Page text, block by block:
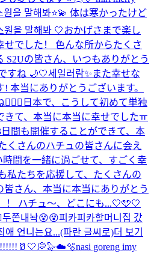
원을 말해봐⭐️💫 体は寒かったけど
원을 말해봐 🤍おかげさまで楽し
せでした！ 色んな所からたくさ
S2Uの皆さん、いつもありがとう
すね 🌙🤍세일러람✨️ また幸せな
本当にありがとうございます。
日本で、こうして初めて単独
きて、本当に本当に幸せでしたㅠ
間も開催することができて、本
くさんのハチュの皆さんに会え
間を一緒に過ごせて、すごく幸
私たちを応援して、たくさんの
さん、本当に本当にありがとう
！ ハチュ〜、どこにも...🤍🩵🤍
두쫀내놕😵😵피카피카할머니집 갔
애 언니는요...(파란 글씨로)더 보기
🥛🤍💭🦭☁️🫧nasi goreng imy